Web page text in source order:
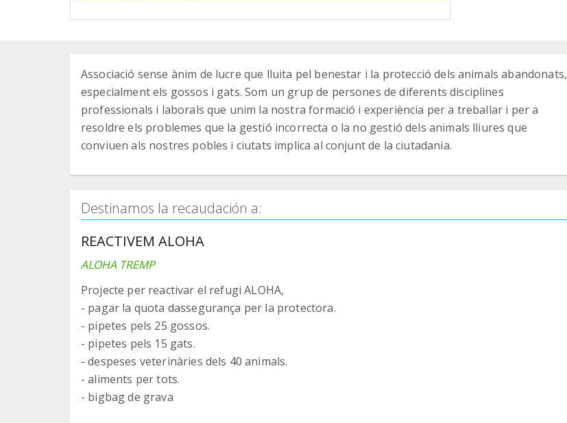
Associació sense ànim de lucre que lluita pel benestar i la protecció dels animals abandonats,
especialment els gossos i gats. Som un grup de persones de diferents disciplines
professionals i laborals que unim la nostra formació i experiència per a treballar i per a
resoldre els problemes que la gestió incorrecta o la no gestió dels animals lliures que
conviuen als nostres pobles i ciutats implica al conjunt de la ciutadania.
Destinamos la recaudación a:
REACTIVEM ALOHA
ALOHA TREMP
Projecte per reactivar el refugi ALOHA,
- pagar la quota dassegurança per la protectora.
- pipetes pels 25 gossos.
- pipetes pels 15 gats.
- despeses veterinàries dels 40 animals.
- aliments per tots.